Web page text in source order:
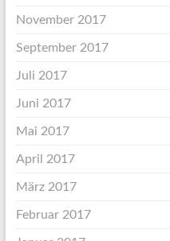
November 2017
September 2017
Juli 2017
Juni 2017
Mai 2017
April 2017
März 2017
Februar 2017